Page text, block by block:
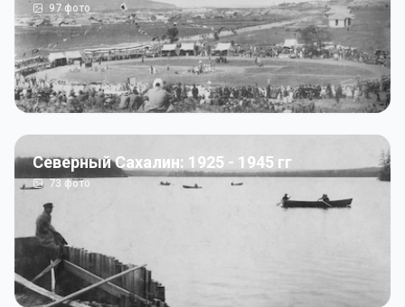
97 фото
Северный Сахалин: 1925 - 1945 гг
73фото